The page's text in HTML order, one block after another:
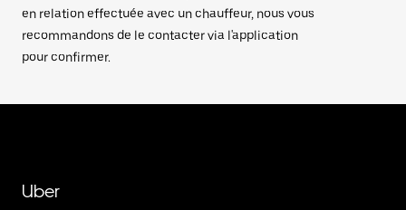
en relation effectuée avec un chauffeur, nous vous
recommandons de le contacter via l'application
pour confirmer.
Uber